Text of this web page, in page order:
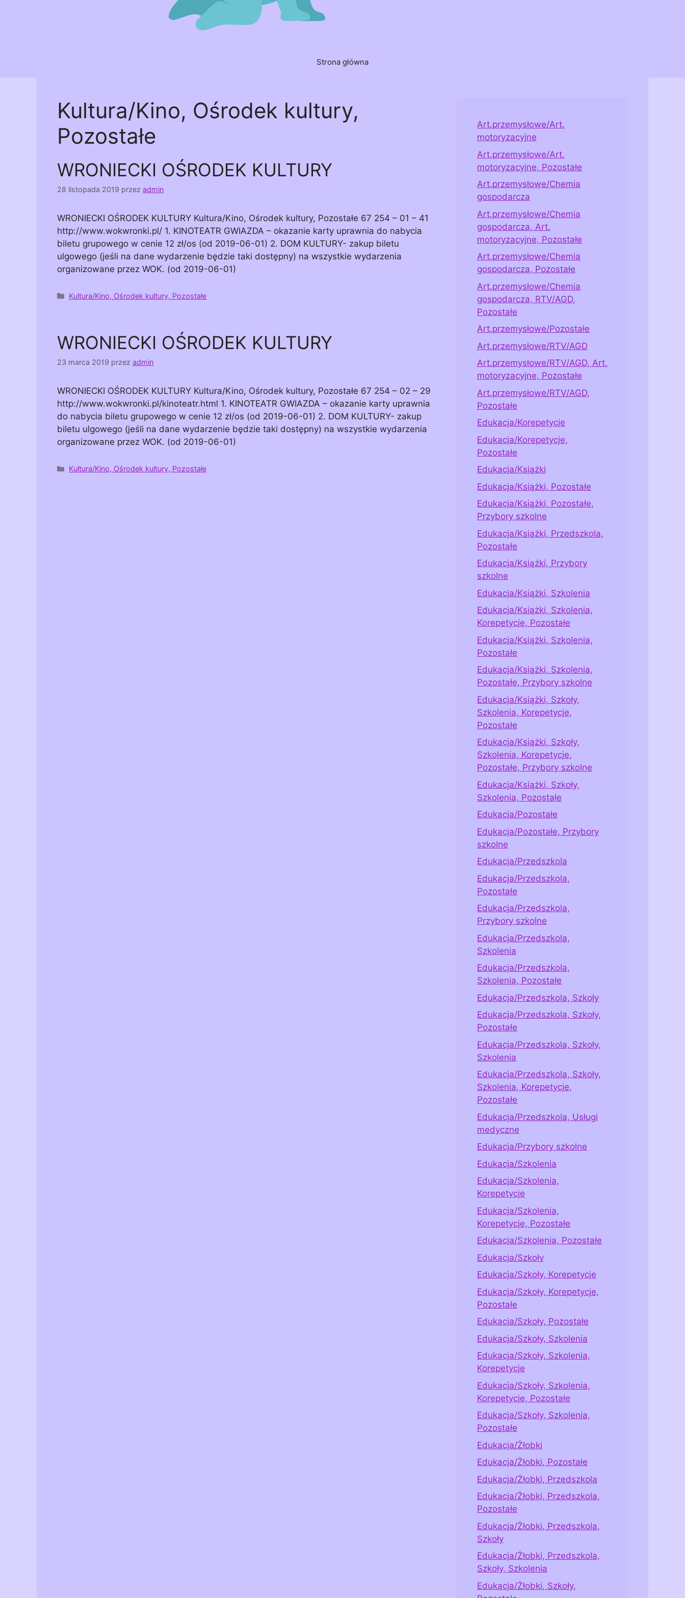
Strona główna
Kultura/Kino, Ośrodek kultury,
Pozostałe
WRONIECKI OŚRODEK KULTURY
28 listopada 2019 przez admin
WRONIECKI OŚRODEK KULTURY Kultura/Kino, Ośrodek kultury, Pozostałe 67 254 – 01 – 41
http://www.wokwronki.pl/ 1. KINOTEATR GWIAZDA – okazanie karty uprawnia do nabycia
biletu grupowego w cenie 12 zł/os (od 2019-06-01) 2. DOM KULTURY- zakup biletu
ulgowego (jeśli na dane wydarzenie będzie taki dostępny) na wszystkie wydarzenia
organizowane przez WOK. (od 2019-06-01)
Kategorie
Kultura/Kino, Ośrodek kultury, Pozostałe
WRONIECKI OŚRODEK KULTURY
23 marca 2019 przez admin
WRONIECKI OŚRODEK KULTURY Kultura/Kino, Ośrodek kultury, Pozostałe 67 254 – 02 – 29
http://www.wokwronki.pl/kinoteatr.html 1. KINOTEATR GWIAZDA – okazanie karty uprawnia
do nabycia biletu grupowego w cenie 12 zł/os (od 2019-06-01) 2. DOM KULTURY- zakup
biletu ulgowego (jeśli na dane wydarzenie będzie taki dostępny) na wszystkie wydarzenia
organizowane przez WOK. (od 2019-06-01)
Kategorie
Kultura/Kino, Ośrodek kultury, Pozostałe
Art.przemysłowe/Art.
motoryzacyjne
Art.przemysłowe/Art.
motoryzacyjne, Pozostałe
Art.przemysłowe/Chemia
gospodarcza
Art.przemysłowe/Chemia
gospodarcza, Art.
motoryzacyjne, Pozostałe
Art.przemysłowe/Chemia
gospodarcza, Pozostałe
Art.przemysłowe/Chemia
gospodarcza, RTV/AGD,
Pozostałe
Art.przemysłowe/Pozostałe
Art.przemysłowe/RTV/AGD
Art.przemysłowe/RTV/AGD, Art.
motoryzacyjne, Pozostałe
Art.przemysłowe/RTV/AGD,
Pozostałe
Edukacja/Korepetycje
Edukacja/Korepetycje,
Pozostałe
Edukacja/Książki
Edukacja/Książki, Pozostałe
Edukacja/Książki, Pozostałe,
Przybory szkolne
Edukacja/Książki, Przedszkola,
Pozostałe
Edukacja/Książki, Przybory
szkolne
Edukacja/Książki, Szkolenia
Edukacja/Książki, Szkolenia,
Korepetycje, Pozostałe
Edukacja/Książki, Szkolenia,
Pozostałe
Edukacja/Książki, Szkolenia,
Pozostałe, Przybory szkolne
Edukacja/Książki, Szkoły,
Szkolenia, Korepetycje,
Pozostałe
Edukacja/Książki, Szkoły,
Szkolenia, Korepetycje,
Pozostałe, Przybory szkolne
Edukacja/Książki, Szkoły,
Szkolenia, Pozostałe
Edukacja/Pozostałe
Edukacja/Pozostałe, Przybory
szkolne
Edukacja/Przedszkola
Edukacja/Przedszkola,
Pozostałe
Edukacja/Przedszkola,
Przybory szkolne
Edukacja/Przedszkola,
Szkolenia
Edukacja/Przedszkola,
Szkolenia, Pozostałe
Edukacja/Przedszkola, Szkoły
Edukacja/Przedszkola, Szkoły,
Pozostałe
Edukacja/Przedszkola, Szkoły,
Szkolenia
Edukacja/Przedszkola, Szkoły,
Szkolenia, Korepetycje,
Pozostałe
Edukacja/Przedszkola, Usługi
medyczne
Edukacja/Przybory szkolne
Edukacja/Szkolenia
Edukacja/Szkolenia,
Korepetycje
Edukacja/Szkolenia,
Korepetycje, Pozostałe
Edukacja/Szkolenia, Pozostałe
Edukacja/Szkoły
Edukacja/Szkoły, Korepetycje
Edukacja/Szkoły, Korepetycje,
Pozostałe
Edukacja/Szkoły, Pozostałe
Edukacja/Szkoły, Szkolenia
Edukacja/Szkoły, Szkolenia,
Korepetycje
Edukacja/Szkoły, Szkolenia,
Korepetycje, Pozostałe
Edukacja/Szkoły, Szkolenia,
Pozostałe
Edukacja/Żłobki
Edukacja/Żłobki, Pozostałe
Edukacja/Żłobki, Przedszkola
Edukacja/Żłobki, Przedszkola,
Pozostałe
Edukacja/Żłobki, Przedszkola,
Szkoły
Edukacja/Żłobki, Przedszkola,
Szkoły, Szkolenia
Edukacja/Żłobki, Szkoły,